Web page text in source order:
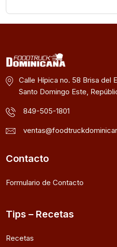
Calle Hípica no. 58 Brisa del
Santo Domingo Este,
849-505-1801
Contacto
Formulario de Contacto
Tips – Recetas
Recetas